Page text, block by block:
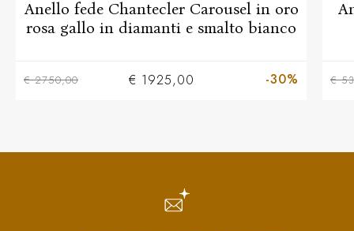
Anello fede Chantecler Carousel in oro
rosa gallo in diamanti e smalto bianco
€ 2750,00 € 1925,00 -30% €